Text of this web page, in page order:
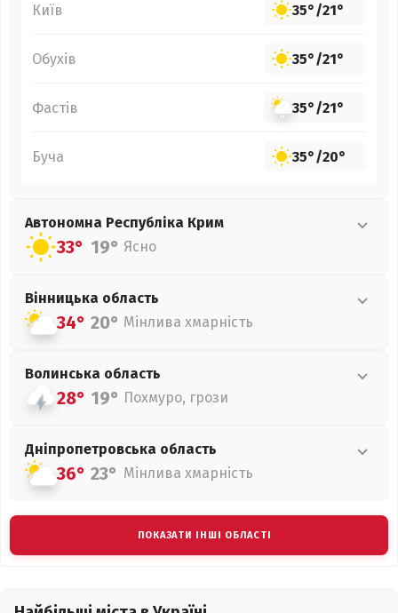
Київ 35°/21°
Обухів 35°/21°
Фастів 35°/21°
Буча 35°/20°
Автономна Республіка Крим
33° 19° Ясно
Вінницька область
34° 20° Мінлива хмарність
Волинська область
28° 19° Похмуро, грози
Дніпропетровська область
36° 23° Мінлива хмарність
ПОКАЗАТИ ІНШІ ОБЛАСТІ